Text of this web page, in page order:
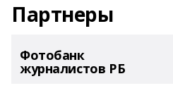
Партнеры
Фотобанк
журналистов РБ